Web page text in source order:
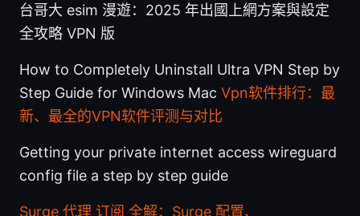
台哥大 esim 漫遊：2025 年出國上網方案與設定
全攻略 VPN 版
How to Completely Uninstall Ultra VPN Step by
Step Guide for Windows Mac Vpn软件排行：最
新、最全的VPN软件评测与对比
Getting your private internet access wireguard
config file a step by step guide
Surge 代理 订阅 全解：Surge 配置、